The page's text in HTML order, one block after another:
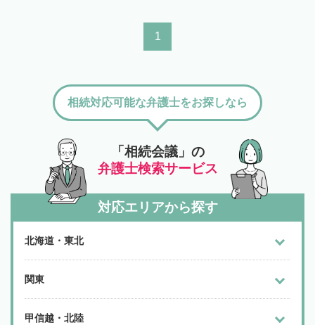
1
「相続会議」の
弁護士検索サービス
相続対応可能な弁護士をお探しなら
対応エリアから探す
北海道・東北
関東
甲信越・北陸